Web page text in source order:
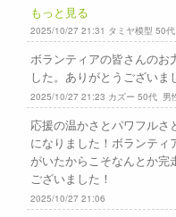
もっと見る
2025/10/27 21:31 タミヤ模型 50代
ボランティアの皆さんのお
した。ありがとうございま
2025/10/27 21:23 カズー 50代 男
応援の温かさとパワフルさ
になりました！ボランティ
がいたからこそなんとか完
ございました！
2025/10/27 21:06